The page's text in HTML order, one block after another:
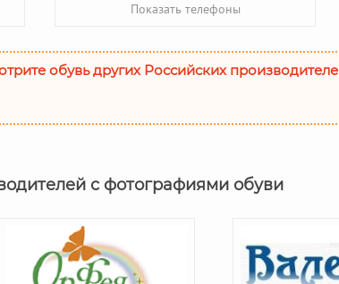
Показать телефоны
обувь других Российских
с фотографиями обуви